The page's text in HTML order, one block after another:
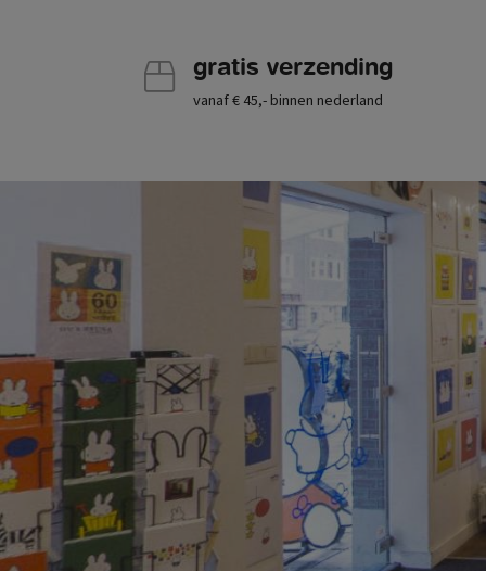
gratis verzending
vanaf € 45,- binnen nederland